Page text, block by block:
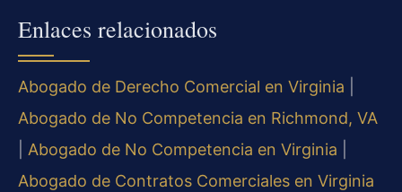
Enlaces relacionados
Abogado de Derecho Comercial en Virginia
Abogado de No Competencia en Richmond, VA
Abogado de No Competencia en Virginia
Abogado de Contratos Comerciales en Virginia